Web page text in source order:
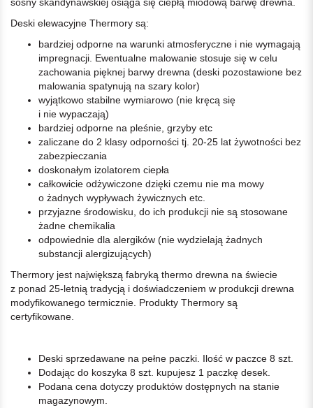
sosny skandynawskiej osiąga się ciepłą miodową barwę drewna.
Deski elewacyjne Thermory są:
bardziej odporne na warunki atmosferyczne i nie wymagają
impregnacji. Ewentualne malowanie stosuje się w celu
zachowania pięknej barwy drewna (deski pozostawione bez
malowania spatynują na szary kolor)
wyjątkowo stabilne wymiarowo (nie kręcą się
i nie wypaczają)
bardziej odporne na pleśnie, grzyby etc
zaliczane do 2 klasy odporności tj. 20-25 lat żywotności bez
zabezpieczania
doskonałym izolatorem ciepła
całkowicie odżywiczone dzięki czemu nie ma mowy
o żadnych wypływach żywicznych etc.
przyjazne środowisku, do ich produkcji nie są stosowane
żadne chemikalia
odpowiednie dla alergików (nie wydzielają żadnych
substancji alergizujących)
Thermory jest największą fabryką thermo drewna na świecie
z ponad 25-letnią tradycją i doświadczeniem w produkcji drewna
modyfikowanego termicznie. Produkty Thermory są
certyfikowane.
Deski sprzedawane na pełne paczki. Ilość w paczce 8 szt.
Dodając do koszyka 8 szt. kupujesz 1 paczkę desek.
Podana cena dotyczy produktów dostępnych na stanie
magazynowym.